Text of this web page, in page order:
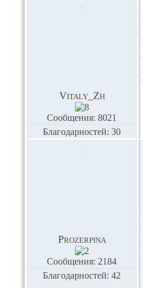
Vitaly_Zh
Сообщения: 8021
Благодарностей: 30
Prozerpina
Сообщения: 2184
Благодарностей: 42